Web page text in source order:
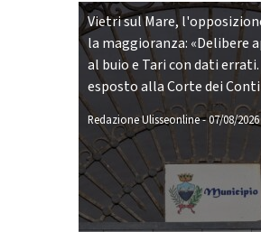
Vietri sul Mare,
la maggioranza: «Delibere
al buio e Tari con dati errati.
esposto alla Corte dei
Redazione Ulisseonline-07/08/2026